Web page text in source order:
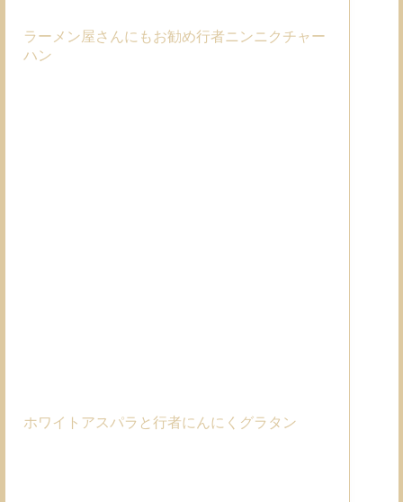
ラーメン屋さんにもお勧め行者ニンニクチャー
ハン
ホワイトアスパラと行者にんにくグラタン